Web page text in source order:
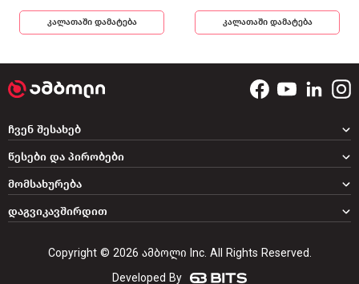
კალათაში დამატება კალათაში დამატება
დაგვიკავშირდით
ჩვენ შესახებ
წესები და პირობები
მომსახურება
Copyright © 2026 ამბოლი Inc. All Rights Reserved.
Developed By